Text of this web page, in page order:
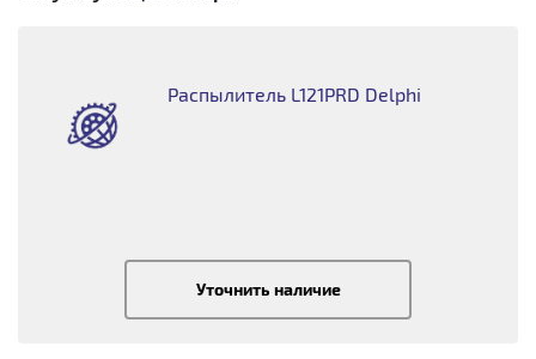
Распылитель L121PRD Delphi
Уточнить наличие